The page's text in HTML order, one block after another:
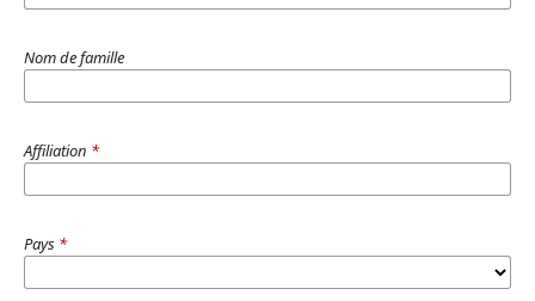
Nom de famille
Affiliation *
Pays *